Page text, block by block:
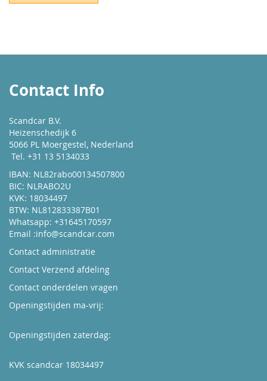
Contact Info
Scandcar B.V.
Heizenschedijk 6
5066 PL Moergestel, Nederland
Tel. +31 13 5134033
IBAN: NL82rabo00134507800
BIC: NLRABO2U
KVK: 18034497
BTW: NL812833387B01
Whatsapp: +31645170597
Email :info@scandcar.com
Contact administratie
Contact Verzend afdeling
Contact onderdelen vragen
Openingstijden ma-vrij:
Openingstijden zaterdag:
KVK scandcar 18034497